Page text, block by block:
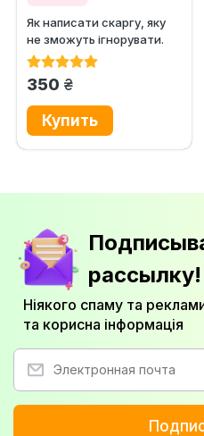
Як написати скаргу, яку
не зможуть ігнорувати.
Практичний посібник із...
350 грн.
рассылку!
Ніякого спаму та
та корисна інформація